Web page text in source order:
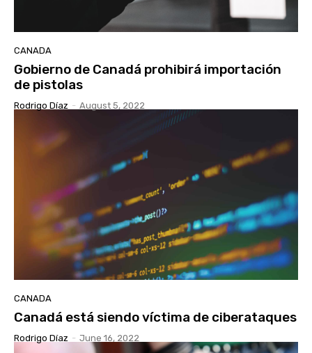
CANADA
Gobierno de Canadá prohibirá importación
de pistolas
Rodrigo Díaz - August 5, 2022
CANADA
Canadá está siendo víctima de ciberataques
Rodrigo Díaz - June 16, 2022